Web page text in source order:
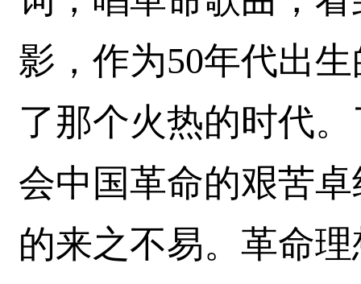
影，作为50年代出
了那个火热的时代
会中国革命的艰苦
的来之不易。革命